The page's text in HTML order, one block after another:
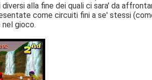
alla fine dei quali ci sara' da
come circuiti fini a se' stessi
gioco.